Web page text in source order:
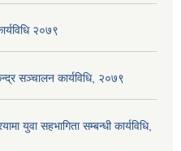
२०७९
सञ्चालन कार्यविधि, २०७९
युवा सहभागिता सम्बन्धी कार्यविधि,